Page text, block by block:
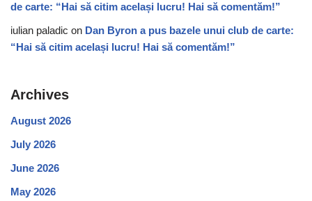
de carte: “Hai să citim același lucru! Hai să comentăm!”
iulian paladic on Dan Byron a pus bazele unui club de carte:
“Hai să citim același lucru! Hai să comentăm!”
Archives
August 2026
July 2026
June 2026
May 2026